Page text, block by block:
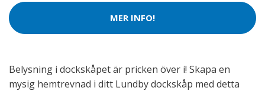
MER INFO!
Belysning i dockskåpet är pricken över i! Skapa en
mysig hemtrevnad i ditt Lundby dockskåp med detta